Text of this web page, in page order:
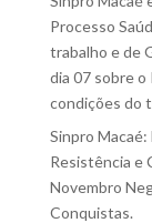
Processo
trabalho e de
dia 07 sobre o
condições do
Sinpro
Resistência e
Novembro
Conquistas.